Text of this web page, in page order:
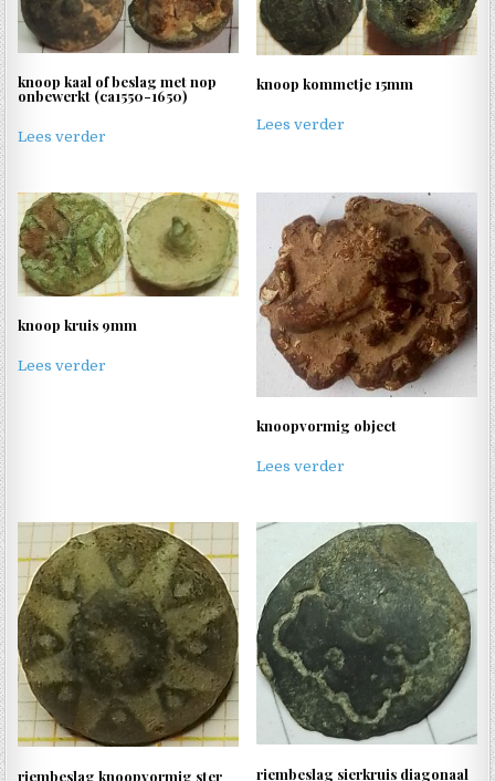
knoop kaal of beslag met nop
onbewerkt (ca1550-1650)
Lees verder
knoop kommetje 15mm
Lees verder
knoop kruis 9mm
Lees verder
knoopvormig object
Lees verder
riembeslag knoopvormig ster riembeslag sierkruis diagonaal